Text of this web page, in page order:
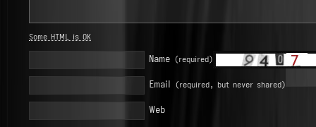
Some HTML is OK
Name (required)
Email (required, but never shared)
Web